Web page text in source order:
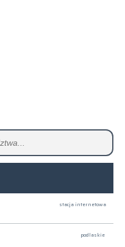
stacja internetowa
podlaskie